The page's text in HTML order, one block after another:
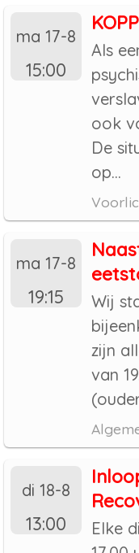
ma 17-8
15:00
Als
ook
De
op...
ma 17-8
19:15
Wij
zijn
van
di 18-8
13:00
Elke